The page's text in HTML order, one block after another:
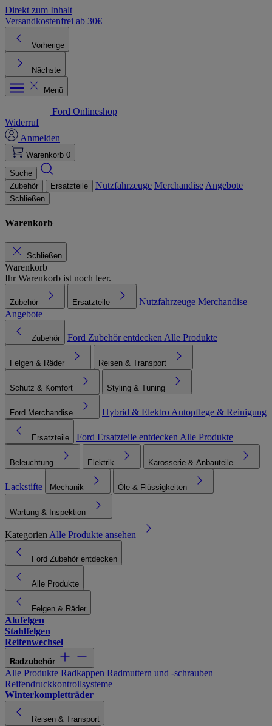
Direkt zum Inhalt
Versandkostenfrei ab 30€
Vorherige
Nächste
Menü
Ford Onlineshop
Widerruf
Anmelden
Warenkorb 0
Suche
Zubehör
Ersatzteile Nutzfahrzeuge Merchandise Angebote
Schließen
Warenkorb
Schließen
Warenkorb
Ihr Warenkorb ist noch leer.
Zubehör Ersatzteile Nutzfahrzeuge Merchandise
Angebote
Zubehör Ford Zubehör entdecken Alle Produkte
Felgen & Räder Reisen & Transport
Schutz & Komfort Styling & Tuning
Ford Merchandise Hybrid & Elektro Autopflege & Reinigung
Ersatzteile Ford Ersatzteile entdecken Alle Produkte
Beleuchtung Elektrik Karosserie & Anbauteile
Lackstifte Mechanik Öle & Flüssigkeiten
Wartung & Inspektion
Kategorien Alle Produkte ansehen
Ford Zubehör entdecken
Alle Produkte
Felgen & Räder
Alufelgen
Stahlfelgen
Reifenwechsel
Radzubehör
Alle Produkte Radkappen Radmuttern und -schrauben
Reifendruckkontrollsysteme
Winterkompletträder
Reisen & Transport